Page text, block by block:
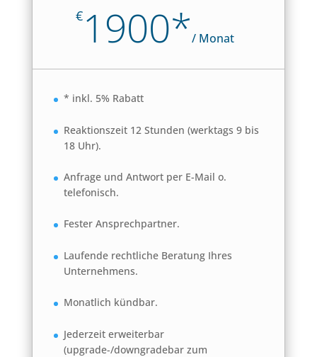
€1900*/Monat
* inkl. 5% Rabatt
Reaktionszeit 12 Stunden (werktags 9 bis
18 Uhr).
Anfrage und Antwort per E-Mail o.
telefonisch.
Fester Ansprechpartner.
Laufende rechtliche Beratung Ihres
Unternehmens.
Monatlich kündbar.
Jederzeit erweiterbar
(upgrade-/downgradebar zum